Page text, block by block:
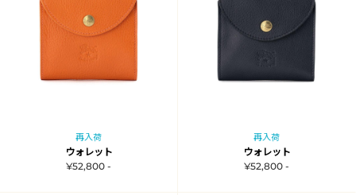
再入荷
ウォレット
¥52,800 -
再入荷
ウォレット
¥52,800 -